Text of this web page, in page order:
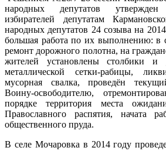
народных депутатов
избирателей депутатам
народных депутатов 24 созыва на
большая работа по их выполнению: в
ремонт дорожного полотна, на
жителей установлены столбики и
металлической сетки-рабицы,
мусорная свалка, проведён
Воину-освободителю,
порядке территория места
Православного распятия, начата
общественного пруда.
В селе Мочаровка в 2014 году